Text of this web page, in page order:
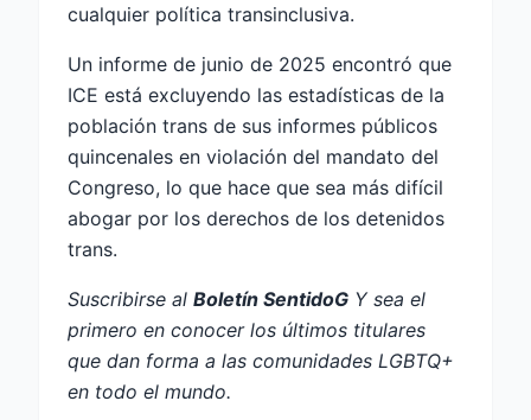
cualquier política transinclusiva.
Un informe de junio de 2025 encontró que
ICE está excluyendo las estadísticas de la
población trans de sus informes públicos
quincenales en violación del mandato del
Congreso, lo que hace que sea más difícil
abogar por los derechos de los detenidos
trans.
Suscribirse al Boletín SentidoG Y sea el
primero en conocer los últimos titulares
que dan forma a las comunidades LGBTQ+
en todo el mundo.